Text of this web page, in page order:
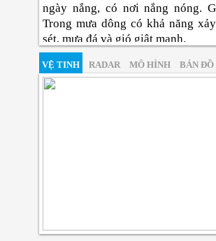
ngày nắng, có nơi nắng nóng.
Trong mưa dông có khả năng
sét, mưa đá và gió giật mạnh.
Đông Bắc Bộ
Thanh Hóa Đến Huế
VỆ TINH RADAR MÔ HÌNH BẢN